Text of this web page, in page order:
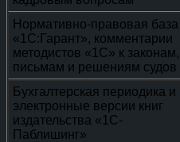
Нормативно-правовая база
«1С:Гарант», комментарии
методистов «1С» к законам,
письмам и решениям судов
Бухгалтерская периодика и
электронные версии книг
издательства «1С-
Паблишинг»